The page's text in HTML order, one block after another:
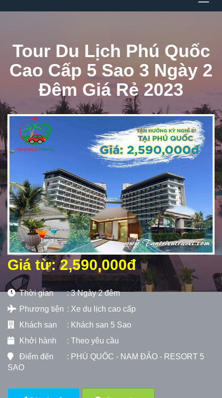
Tour Du Lịch Phú Quốc
Cao Cấp 5 Sao 3 Ngày 2
Đêm Giá Rẻ 2023
Giá từ: 2,590,000đ
Thời gian
: 3 Ngày 2 đêm
Phương tiện : Xe du lịch cao cấp
Khách sạn
: Khách sạn 5 Sao
Khởi hành
: Theo yêu cầu
Điểm đến
: PHÚ QUỐC - NAM ĐẢO - RESORT 5
SAO